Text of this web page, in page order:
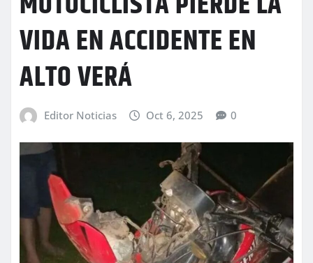
VIDA EN ACCIDENTE EN
ALTO VERÁ
Editor Noticias Oct 6, 2025 0